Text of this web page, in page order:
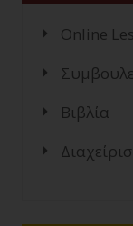
Online
Βιβλία